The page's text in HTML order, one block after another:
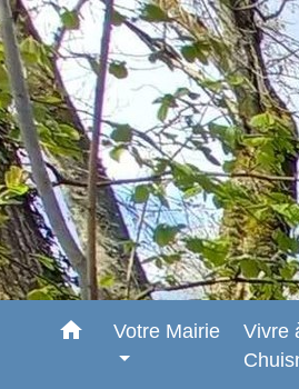
home Votre Mairie
Vivre